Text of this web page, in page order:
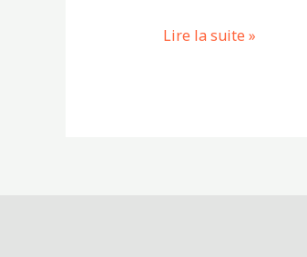
?Lire la suite »